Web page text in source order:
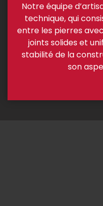
Notre équipe
technique, qui
entre les pierres
joints solides et
stabilité de la
son